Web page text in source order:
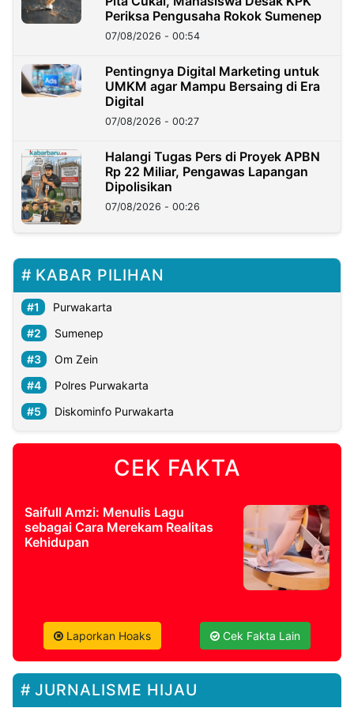
Periksa Pengusaha Rokok Sumenep
07/08/2026 - 00:54
Pentingnya Digital Marketing untuk
UMKM agar Mampu Bersaing di Era
Digital
07/08/2026 - 00:27
Halangi Tugas Pers di Proyek APBN
Rp 22 Miliar, Pengawas Lapangan
Dipolisikan
07/08/2026 - 00:26
KABAR PILIHAN
Purwakarta
Sumenep
Om Zein
Polres Purwakarta
Diskominfo Purwakarta
CEK FAKTA
Saifull Amzi: Menulis Lagu
sebagai Cara Merekam Realitas
Kehidupan
Laporkan Hoaks Cek Fakta Lain
JURNALISME HIJAU